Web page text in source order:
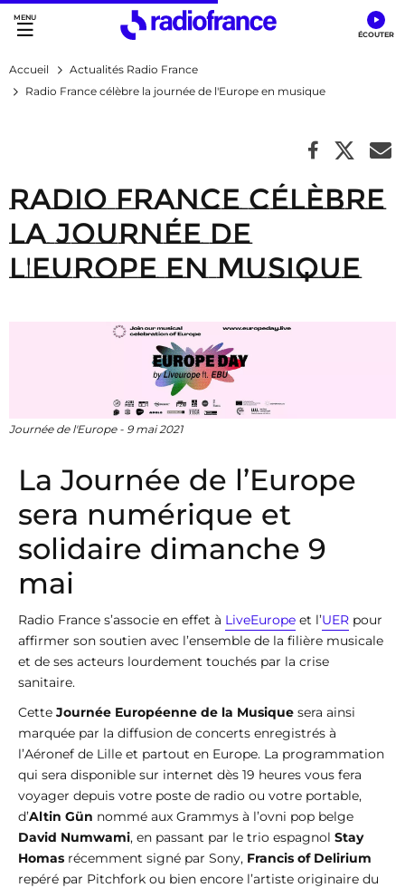
Accès direct :
Menu principal
Contenu
Accueil
Actualités Radio France
Radio France célèbre la journée de l'Europe en musique
Radio France célèbre
la journée de
l'Europe en musique
Journée de l'Europe - 9 mai 2021
La Journée de l’Europe
sera numérique et
solidaire dimanche 9
mai
Radio France s’associe en effet à LiveEurope et l’UER pour
affirmer son soutien avec l’ensemble de la filière musicale
et de ses acteurs lourdement touchés par la crise
sanitaire.
Cette Journée Européenne de la Musique sera ainsi
marquée par la diffusion de concerts enregistrés à
l’Aéronef de Lille et partout en Europe. La programmation
qui sera disponible sur internet dès 19 heures vous fera
voyager depuis votre poste de radio ou votre portable,
d’Altin Gün nommé aux Grammys à l’ovni pop belge
David Numwami, en passant par le trio espagnol Stay
Homas récemment signé par Sony, Francis of Delirium
repéré par Pitchfork ou bien encore l’artiste originaire du